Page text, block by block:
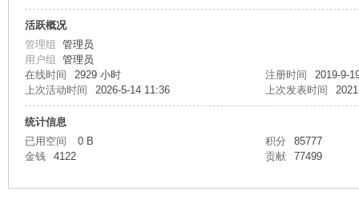
活跃概况
管理组 管理员
用户组 管理员
在线时间
2929 小时 注册时间
2019-9-
上次活动时间
2026-5-14 11:36 上次发表时间
统计信息
已用空间
0 B 积分
85777
金钱
4122 贡献 77499